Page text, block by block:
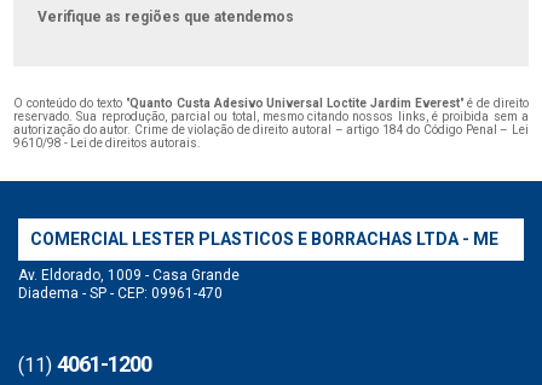
Verifique as regiões que atendemos
O conteúdo do texto "Quanto Custa Adesivo Universal Loctite Jardim Everest" é de direito
reservado. Sua reprodução, parcial ou total, mesmo citando nossos links, é proibida sem a
autorização do autor. Crime de violação de direito autoral – artigo 184 do Código Penal –
Lei
9610/98 - Lei de direitos autorais
COMERCIAL LESTER PLASTICOS E BORRACHAS LTDA - ME
Av. Eldorado, 1009 - Casa Grande
Diadema - SP - CEP: 09961-470
(11) 4061-1200